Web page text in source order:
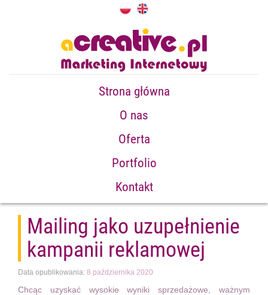
Strona główna
O nas
Oferta
Portfolio
Kontakt
Mailing jako uzupełnienie
kampanii reklamowej
Data opublikowania: 8 października 2020
Chcąc uzyskać wysokie wyniki sprzedażowe, ważnym